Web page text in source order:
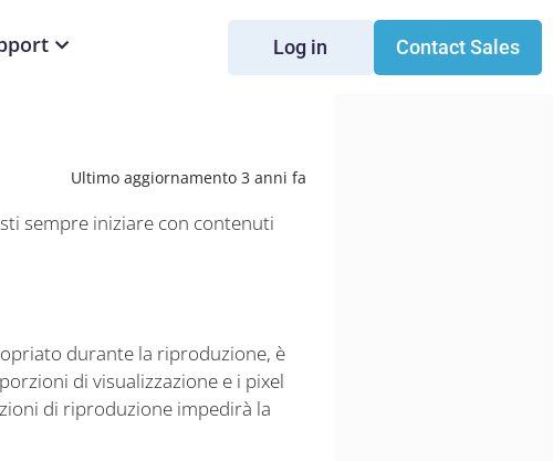
Log in Contact Sales
Ultimo aggiornamento 3 anni fa
sempre iniziare con contenuti
durante la riproduzione, è
di visualizzazione e i pixel
di riproduzione impedirà la